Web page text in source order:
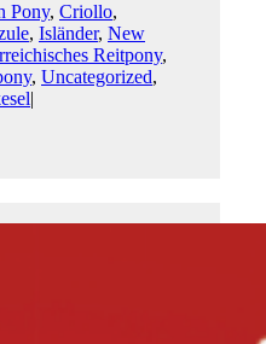
Pony, Criollo,
, Isländer, New
Reitpony,
, Uncategorized,
|